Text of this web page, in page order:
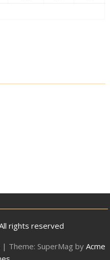
rights reserved
| Theme: SuperMag by Acme